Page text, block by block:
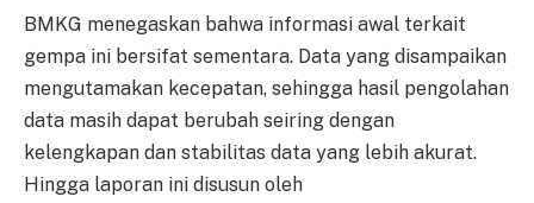
BMKG menegaskan bahwa informasi awal terkait
gempa ini bersifat sementara. Data yang disampaikan
mengutamakan kecepatan, sehingga hasil pengolahan
data masih dapat berubah seiring dengan
kelengkapan dan stabilitas data yang lebih akurat.
Hingga laporan ini disusun oleh